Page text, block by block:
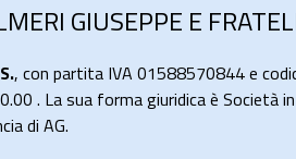
GIUSEPPE E
, con partita IVA 01588570844 e
. La sua forma giuridica è Società
di AG.